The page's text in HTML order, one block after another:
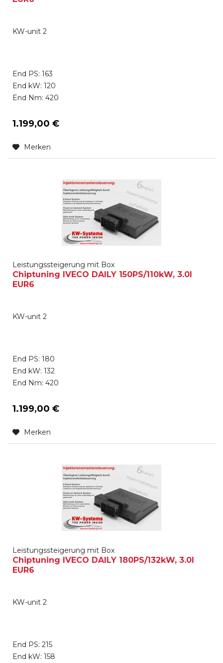
KW-unit 2
End PS: 163
End kW: 120
End Nm: 420
1.199,00 €
Merken
Leistungssteigerung mit Box
Chiptuning IVECO DAILY 150PS/110kW, 3.0l
EUR6
KW-unit 2
End PS: 180
End kW: 132
End Nm: 420
1.199,00 €
Merken
Leistungssteigerung mit Box
Chiptuning IVECO DAILY 180PS/132kW, 3.0l
EUR6
KW-unit 2
End PS: 215
End kW: 158